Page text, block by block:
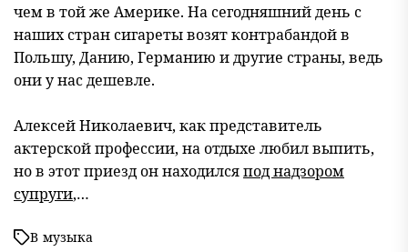
чем в той же Америке. На сегодняшний день с
наших стран сигареты возят контрабандой в
Польшу, Данию, Германию и другие страны, ведь
они у нас дешевле.
Алексей Николаевич, как представитель
актерской профессии, на отдыхе любил выпить,
но в этот приезд он находилсяпод надзором
супруги,…
В музыка